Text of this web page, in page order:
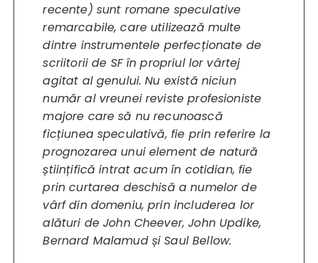
recente) sunt romane speculative
remarcabile, care utilizează multe
dintre instrumentele perfecționate de
scriitorii de SF în propriul lor vârtej
agitat al genului. Nu există niciun
număr al vreunei reviste profesioniste
majore care să nu recunoască
ficțiunea speculativă, fie prin referire la
prognozarea unui element de natură
științifică intrat acum în cotidian, fie
prin curtarea deschisă a numelor de
vârf din domeniu, prin includerea lor
alături de John Cheever, John Updike,
Bernard Malamud și Saul Bellow.